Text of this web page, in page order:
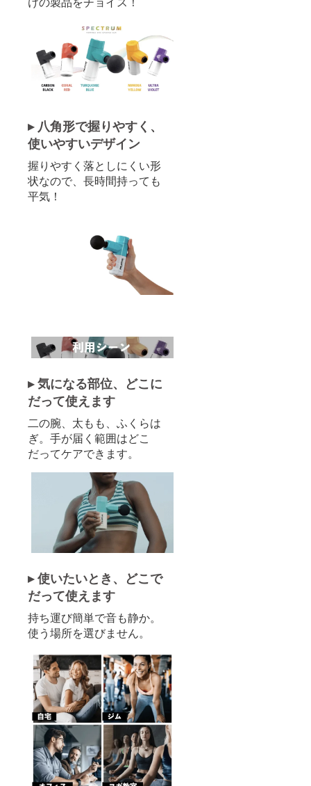
▸ 八角形で握りやすく、
使いやすいデザイン
握りやすく落としにくい形
状なので、長時間持っても
平気！
▸ 気になる部位、どこに
だって使えます
二の腕、太もも、ふくらは
ぎ。手が届く範囲はどこ
だってケアできます。
▸ 使いたいとき、どこで
だって使えます
持ち運び簡単で音も静か。
使う場所を選びません。